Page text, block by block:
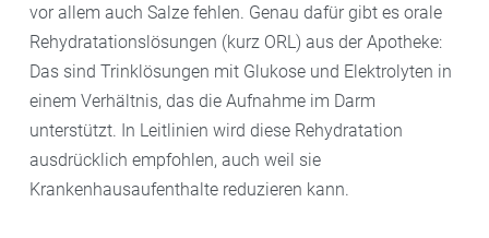
vor allem auch Salze fehlen. Genau dafür gibt es orale
Rehydratationslösungen (kurz ORL) aus der Apotheke:
Das sind Trinklösungen mit Glukose und Elektrolyten in
einem Verhältnis, das die Aufnahme im Darm
unterstützt. In Leitlinien wird diese Rehydratation
ausdrücklich empfohlen, auch weil sie
Krankenhausaufenthalte reduzieren kann.